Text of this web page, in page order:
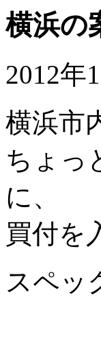
横浜の
2012年
横浜市
ちょっ
に、
買付を
スペッ